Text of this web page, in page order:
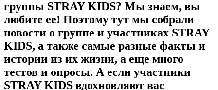
группы STRAY KIDS? Мы знаем, вы
любите ее! Поэтому тут мы собрали
новости о группе и участниках STRAY
KIDS, а также самые разные факты и
истории из их жизни, а еще много
тестов и опросы. А если участники
STRAY KIDS вдохновляют вас